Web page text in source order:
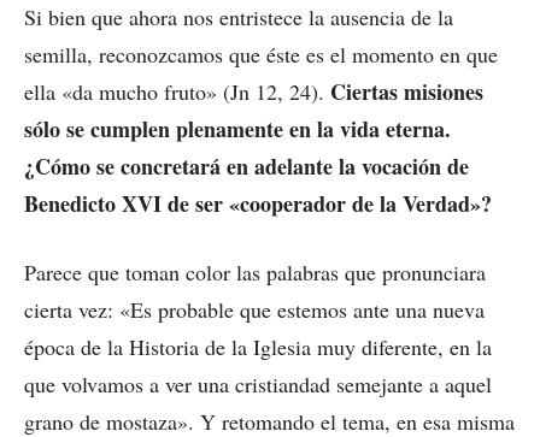
Si bien que ahora nos entristece la ausencia de la
semilla, reconozcamos que éste es el momento en que
ella «da mucho fruto» (Jn 12, 24). Ciertas misiones
sólo se cumplen plenamente en la vida eterna.
¿Cómo se concretará en adelante la vocación de
Benedicto XVI de ser «cooperador de la Verdad»?
Parece que toman color las palabras que pronunciara
cierta vez: «Es probable que estemos ante una nueva
época de la Historia de la Iglesia muy diferente, en la
que volvamos a ver una cristiandad semejante a aquel
grano de mostaza». Y retomando el tema, en esa misma